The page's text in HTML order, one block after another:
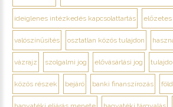
ideiglenes intézkedés kapcsolattartás előzetes
valószínűsítés osztatlan közös tulajdon
vázrajz szolgalmi jog elővásárlási jog
közös részek bejáró banki finanszírozás